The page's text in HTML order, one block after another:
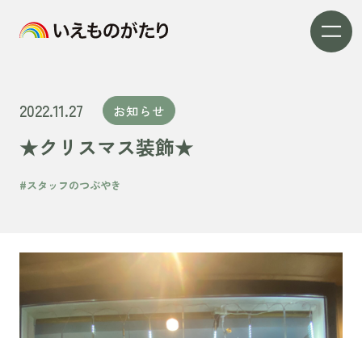
2022.11.27 お知らせ
★クリスマス装飾★
#スタッフのつぶやき